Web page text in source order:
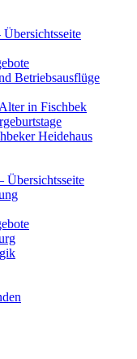
Betriebsausflüge
in Fischbek
Heidehaus
Übersichtsseite